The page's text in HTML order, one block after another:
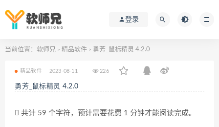
登录
当前位置： 软师兄 > 精品软件 > 勇芳_鼠标精灵 4.2.0
精品软件 2023-08-11 226
勇芳_鼠标精灵 4.2.0
共计 59 个字符，预计需要花费 1 分钟才能阅读完成。